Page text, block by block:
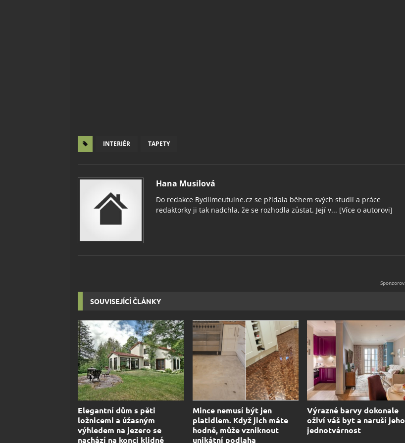
INTERIÉR TAPETY
Hana Musilová
Do redakce Bydlimeutulne.cz se přidala během svých studií a práce
redaktorky ji tak nadchla, že se rozhodla zůstat. Její v... [Více o autorovi]
SOUVISEJÍCÍ ČLÁNKY
Elegantní dům s pěti
ložnicemi a úžasným
výhledem na jezero se
nachází na konci klidné
Mince nemusí být jen
platidlem. Když jich máte
hodně, může vzniknout
unikátní podlaha
Výrazné barvy dokonale
oživí váš byt a naruší jeho
jednotvárnost